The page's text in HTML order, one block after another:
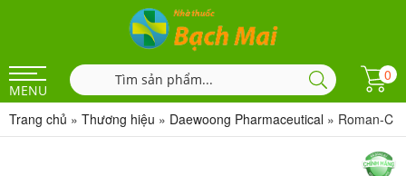
MENU
0
Trang chủ » Thương hiệu » Daewoong Pharmaceutical » Roman-C